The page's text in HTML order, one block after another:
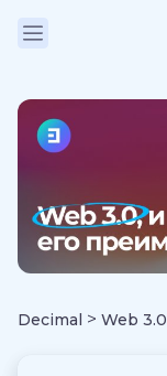
Decimal > Web 3.0